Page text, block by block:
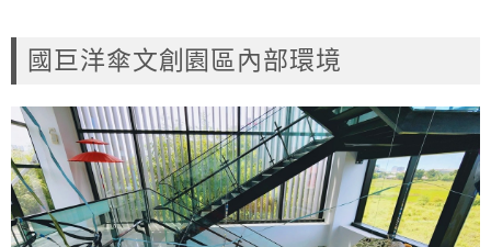
國巨洋傘文創園區內部環境